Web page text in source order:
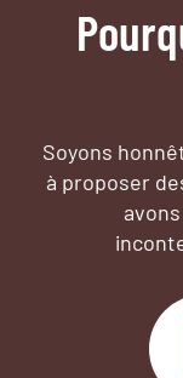
Soyons
à proposer